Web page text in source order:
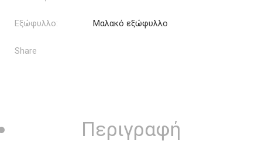
Εξώφυλλο: Μαλακό εξώφυλλο
Share
Περιγραφή